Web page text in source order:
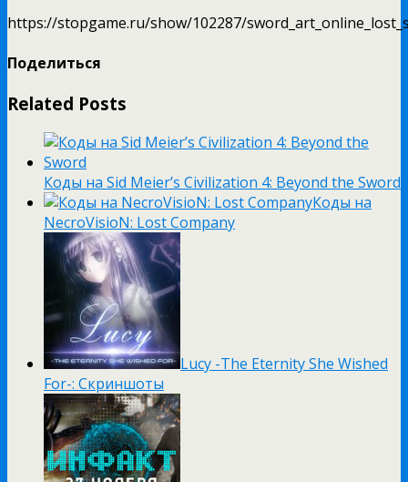
https://stopgame.ru/show/102287/
Поделиться
Related Posts
Коды на Sid Meier’s Civilization 4: Beyond the Sword
Коды на
NecroVisioN: Lost Company
Lucy -The Eternity She Wished
For-: Скриншоты